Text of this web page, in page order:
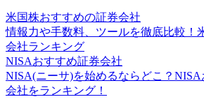
米国株おすすめの証券会社
情報力や手数料、ツールを徹底比較！
会社ランキング
NISAおすすめ証券会社
NISA(ニーサ)を始めるならどこ？
会社をランキング！